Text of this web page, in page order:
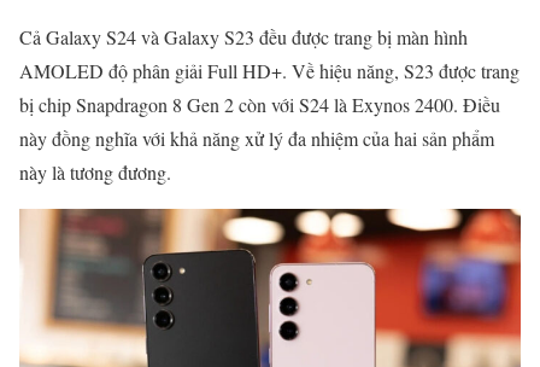
Cả Galaxy S24 và Galaxy S23 đều được trang bị màn hình
AMOLED độ phân giải Full HD+. Về hiệu năng, S23 được trang
bị chip Snapdragon 8 Gen 2 còn với S24 là Exynos 2400. Điều
này đồng nghĩa với khả năng xử lý đa nhiệm của hai sản phẩm
này là tương đương.